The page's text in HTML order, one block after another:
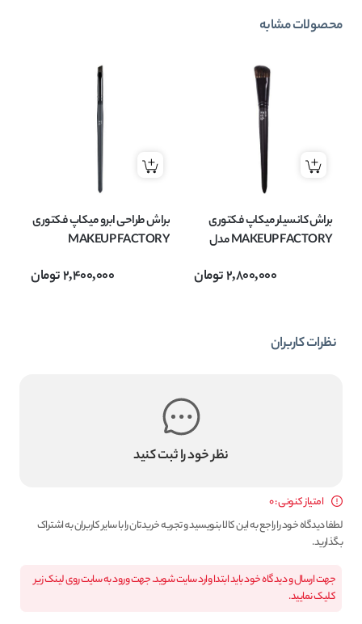
محصولات مشابه
براش کانسیلر میکاپ فکتوری
MAKEUP FACTORY مدل
2,800,000تومان
براش طراحی ابرو میکاپ فکتوری
MAKEUP FACTORY
2,400,000تومان
نظرات کاربران
نظر خود را ثبت کنید
امتیاز کنونی : 0
لطفا دیدگاه خود را راجع به این کالا بنویسید و تجربه خریدتان را با سایر کاربران به اشتراک
بگذارید.
جهت ارسال و دیدگاه خود باید ابتدا وارد سایت شوید. جهت ورود به سایت روی لینک زیر
کلیک نمایید.